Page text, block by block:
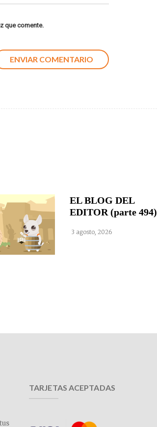
que comente.
EL BLOG DEL
EDITOR (parte 494)
3 agosto, 2026
TARJETAS ACEPTADAS